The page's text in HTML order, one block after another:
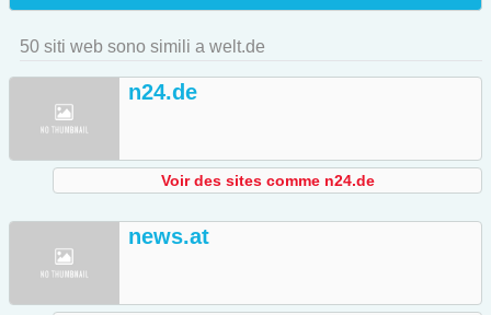
50 siti web sono simili a welt.de
n24.de
Voir des sites comme n24.de
news.at